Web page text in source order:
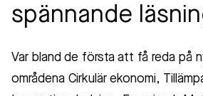
spännande
Var bland de första att få reda på
områdena Cirkulär ekonomi,